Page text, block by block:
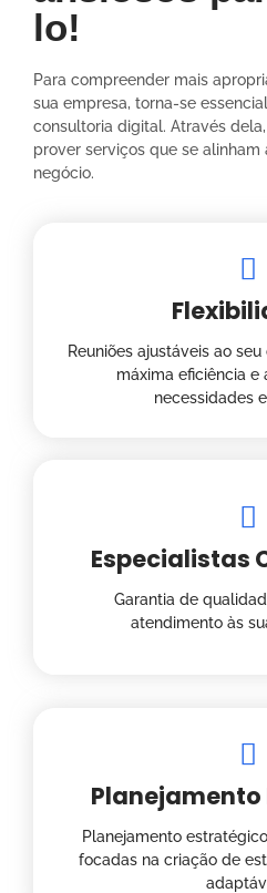
lo!
Para compreender mais
sua empresa, torna-se
consultoria digital. Através
prover serviços que se alinham
negócio.
Reuniões ajustáveis ao
máxima eficiência e
necessidades
Especialistas
Garantia de
atendimento às
Planejamento
focadas na criação de